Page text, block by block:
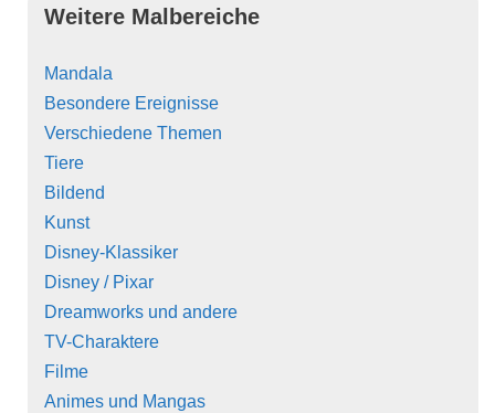
Weitere Malbereiche
Mandala
Besondere Ereignisse
Verschiedene Themen
Tiere
Bildend
Kunst
Disney-Klassiker
Disney / Pixar
Dreamworks und andere
TV-Charaktere
Filme
Animes und Mangas